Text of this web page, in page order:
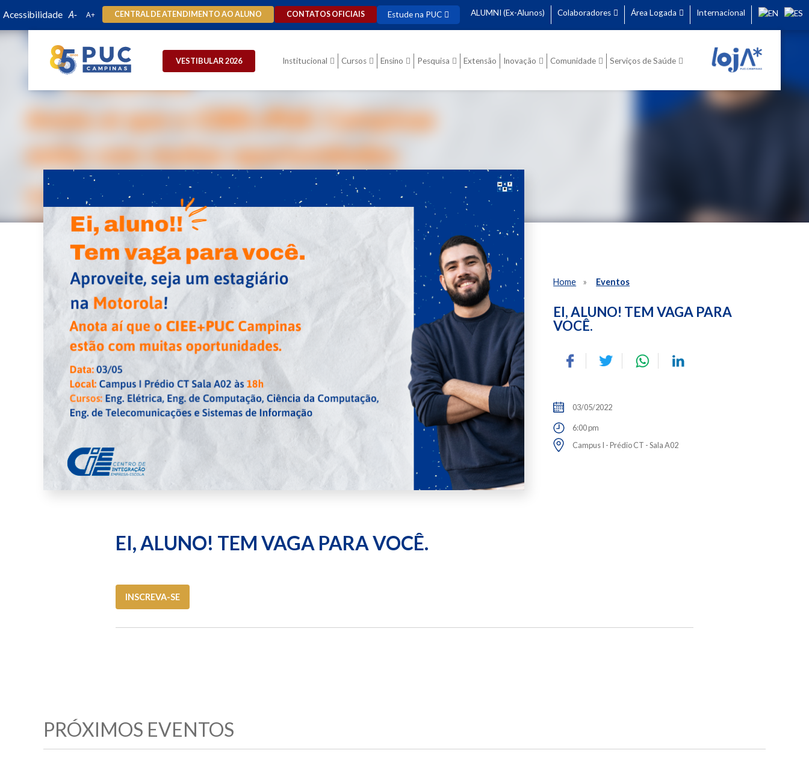
Acessibilidade CENTRAL DE ATENDIMENTO AO ALUNO CONTATOS OFICIAIS Estude na PUC ALUMNI (Ex-Alunos) Colaboradores Área Logada Internacional
VESTIBULAR 2026 Institucional Cursos Ensino Pesquisa Extensão Inovação Comunidade Serviços de Saúde
Home Eventos
EI, ALUNO! TEM VAGA PARA
VOCÊ.
03/05/2022
6:00 pm
Campus I - Prédio CT - Sala A02
EI, ALUNO! TEM VAGA PARA VOCÊ.
INSCREVA-SE
PRÓXIMOS EVENTOS